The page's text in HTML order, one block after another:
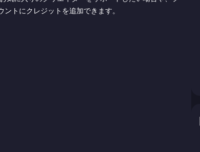
トにクレジットを追加できます。